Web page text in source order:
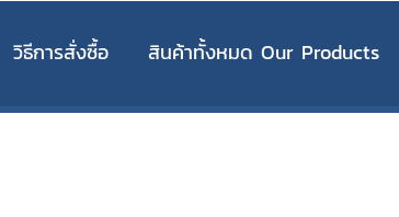
วิธีการสั่งซื้อ สินค้าทั้งหมด Our Products